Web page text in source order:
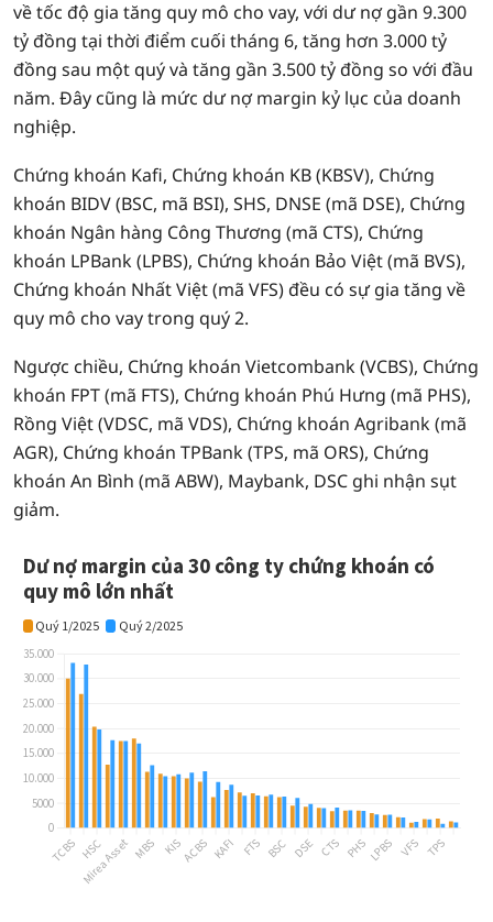
về tốc độ gia tăng quy mô cho vay, với dư nợ gần 9.300
tỷ đồng tại thời điểm cuối tháng 6, tăng hơn 3.000 tỷ
đồng sau một quý và tăng gần 3.500 tỷ đồng so với đầu
năm. Đây cũng là mức dư nợ margin kỷ lục của doanh
nghiệp.
Chứng khoán Kafi, Chứng khoán KB (KBSV), Chứng
khoán BIDV (BSC, mã BSI), SHS, DNSE (mã DSE), Chứng
khoán Ngân hàng Công Thương (mã CTS), Chứng
khoán LPBank (LPBS), Chứng khoán Bảo Việt (mã BVS),
Chứng khoán Nhất Việt (mã VFS) đều có sự gia tăng về
quy mô cho vay trong quý 2.
Ngược chiều, Chứng khoán Vietcombank (VCBS), Chứng
khoán FPT (mã FTS), Chứng khoán Phú Hưng (mã PHS),
Rồng Việt (VDSC, mã VDS), Chứng khoán Agribank (mã
AGR), Chứng khoán TPBank (TPS, mã ORS), Chứng
khoán An Bình (mã ABW), Maybank, DSC ghi nhận sụt
giảm.